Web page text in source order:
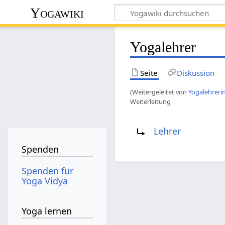
Yogawiki
Yogalehrer
Seite Diskussion
(Weitergeleitet von
Weiterleitung
Lehrer
Spenden
Spenden für
Yoga Vidya
Yoga lernen